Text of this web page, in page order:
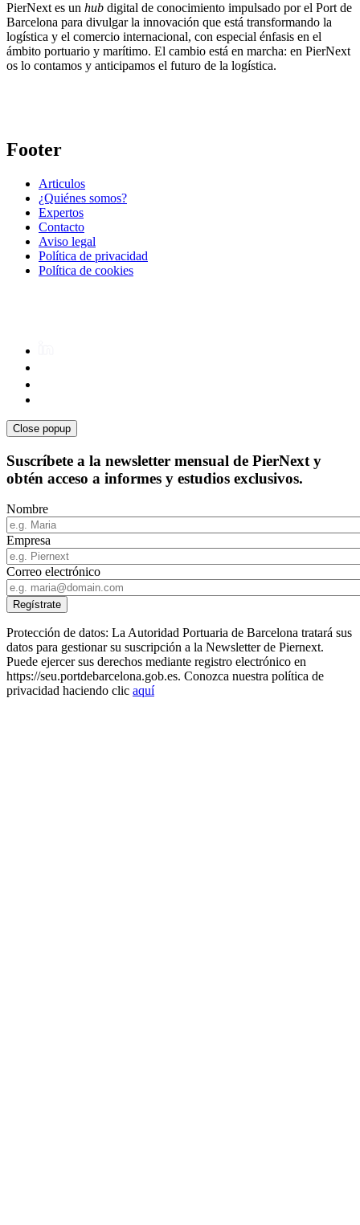
PierNext es un hub digital de conocimiento impulsado por el Port de
Barcelona para divulgar la innovación que está transformando la
logística y el comercio internacional, con especial énfasis en el
ámbito portuario y marítimo. El cambio está en marcha: en PierNext
os lo contamos y anticipamos el futuro de la logística.
Footer
Articulos
¿Quiénes somos?
Expertos
Contacto
Aviso legal
Política de privacidad
Política de cookies
Close popup
Suscríbete a la newsletter mensual de PierNext y
obtén acceso a informes y estudios exclusivos.
Nombre
Empresa
Correo electrónico
Protección de datos: La Autoridad Portuaria de Barcelona tratará sus
datos para gestionar su suscripción a la Newsletter de Piernext.
Puede ejercer sus derechos mediante registro electrónico en
https://seu.portdebarcelona.gob.es. Conozca nuestra política de
privacidad haciendo clic aquí